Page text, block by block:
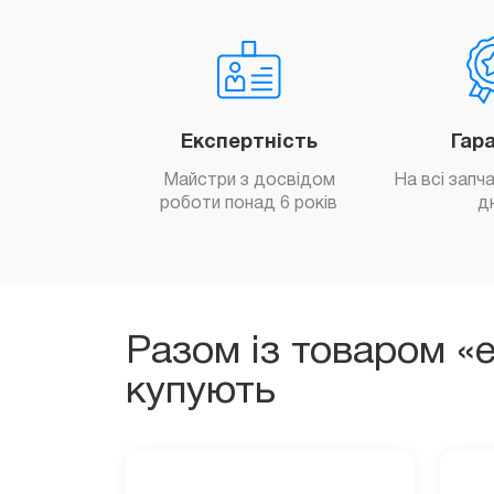
Експертність
Майстри з досвідом
роботи понад 6 років
На всі
Разом із товаром
купують